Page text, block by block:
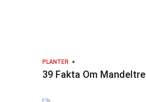
PLANTER
39 Fakta Om Mandeltre